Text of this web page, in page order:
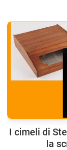
I cimeli di
la